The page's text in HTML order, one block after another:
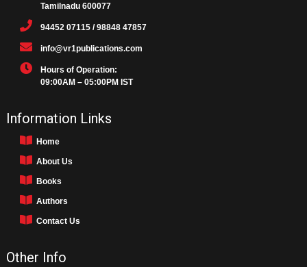
Tamilnadu 600077
94452 07115 / 98848 47857
info@vr1publications.com
Hours of Operation:
09:00AM – 05:00PM IST
Information Links
Home
About Us
Books
Authors
Contact Us
Other Info